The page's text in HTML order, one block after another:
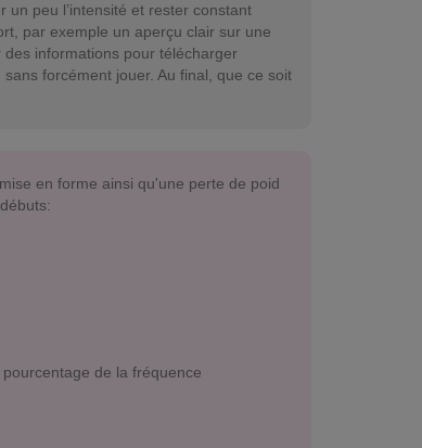
un peu l’intensité et rester constant
par exemple un aperçu clair sur une
des informations pour télécharger
forcément jouer. Au final, que ce soit
en forme ainsi qu'une perte de poid
de la fréquence